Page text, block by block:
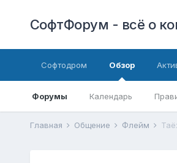
СофтФорум - всё о
Софтодром Обзор
Форумы Календарь
Главная Общение Флейм